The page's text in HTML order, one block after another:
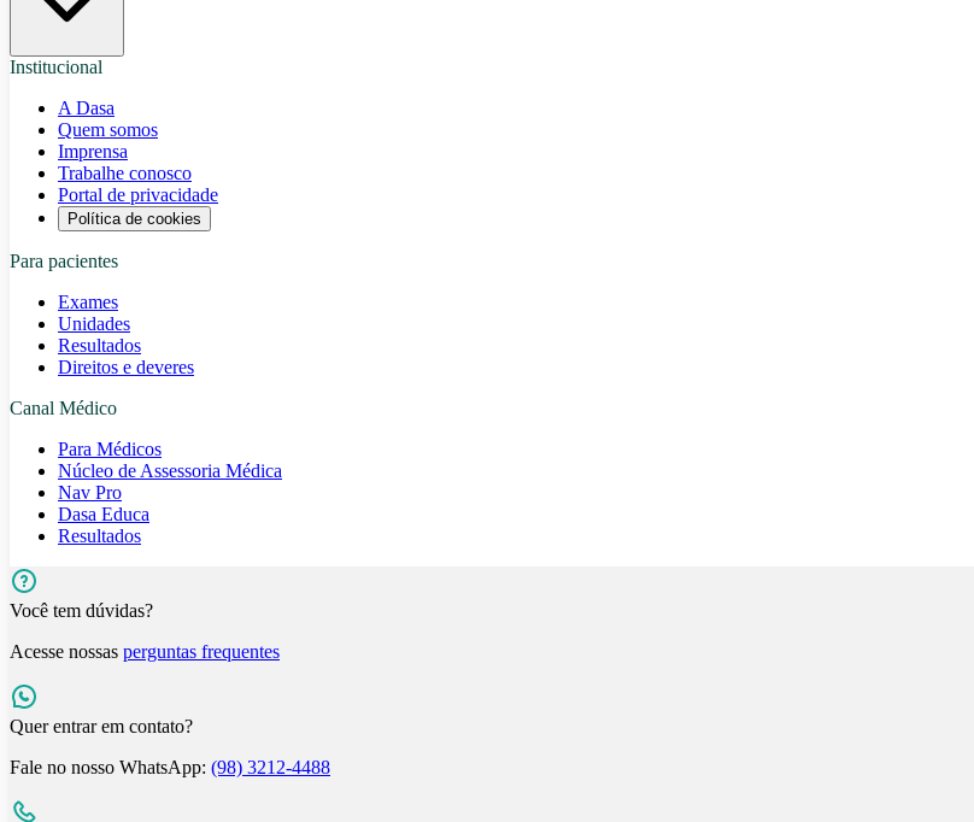
Institucional
A Dasa
Quem somos
Imprensa
Trabalhe conosco
Portal de privacidade
Política de cookies
Para pacientes
Exames
Unidades
Resultados
Direitos e deveres
Canal Médico
Para Médicos
Núcleo de Assessoria Médica
Nav Pro
Dasa Educa
Resultados
Você tem dúvidas?
Acesse nossas perguntas frequentes
Quer entrar em contato?
Fale no nosso WhatsApp: (98) 3212-4488